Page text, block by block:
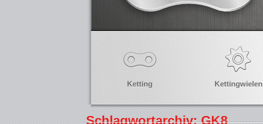
Ketting Kettingwielen
Schlagwortarchiv: GK8